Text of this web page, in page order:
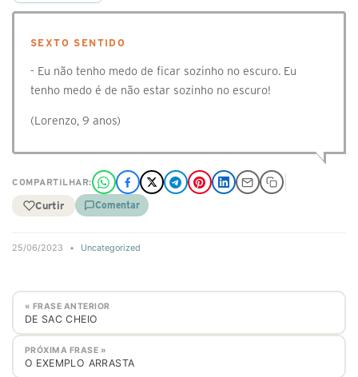
SEXTO SENTIDO
- Eu não tenho medo de ficar sozinho no escuro. Eu
tenho medo é de não estar sozinho no escuro!
(Lorenzo, 9 anos)
COMPARTILHAR:
Curtir Comentar
25/06/2023 • Uncategorized
« FRASE ANTERIOR
DE SAC CHEIO
PRÓXIMA FRASE »
O EXEMPLO ARRASTA